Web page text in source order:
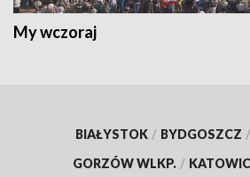
My wczoraj
BIAŁYSTOK / BYDGOSZCZ /
GORZÓW WLKP. /